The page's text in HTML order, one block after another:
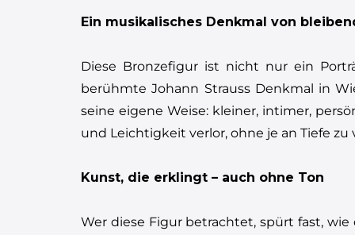
Ein musikalisches Denkmal von
Diese Bronzefigur ist nicht nur ein
berühmte Johann Strauss Denkmal in
seine eigene Weise: kleiner, intimer,
und Leichtigkeit verlor, ohne je an Tiefe
Kunst, die erklingt – auch ohne Ton
Wer diese Figur betrachtet, spürt fast,